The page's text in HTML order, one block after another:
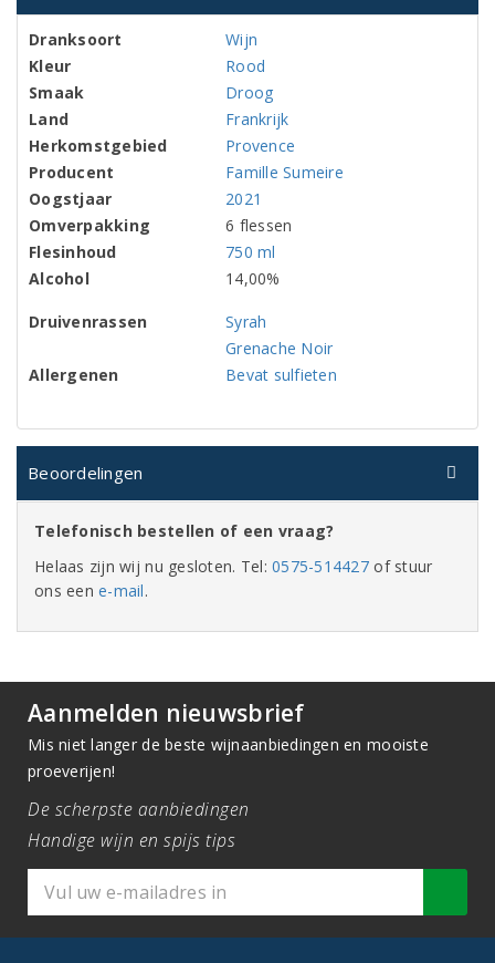
Dranksoort
Wijn
Kleur
Rood
Smaak
Droog
Land
Frankrijk
Herkomstgebied
Provence
Producent
Famille Sumeire
Oogstjaar
2021
Omverpakking
6 flessen
Flesinhoud
750 ml
Alcohol
14,00%
Druivenrassen
Syrah
Grenache Noir
Allergenen
Bevat sulfieten
Beoordelingen
Telefonisch bestellen of een vraag?
Helaas zijn wij nu gesloten. Tel:0575-514427 of stuur
ons eene-mail.
Aanmelden nieuwsbrief
Mis niet langer de beste wijnaanbiedingen en mooiste
proeverijen!
De scherpste aanbiedingen
Handige wijn en spijs tips